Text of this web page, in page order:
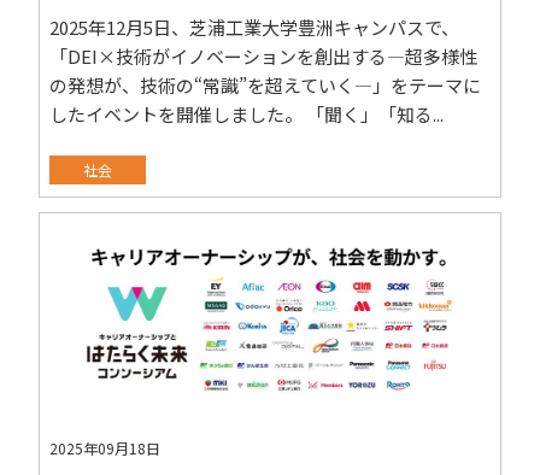
2025年12月5日、芝浦工業大学豊洲キャンパスで、
「DEI×技術がイノベーションを創出する—超多様性
の発想が、技術の“常識”を超えていく—」をテーマに
したイベントを開催しました。 「聞く」「知る...
社会
2025年09月18日